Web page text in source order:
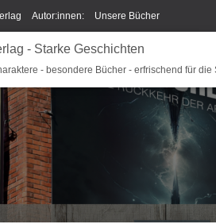
Autor:innen: Unsere Bücher
mein Buch Shop Team News
Termine u Veranstaltungen
Shop Schreib Beethoven!
- Starke Geschichten
- besondere Bücher - erfrischend für die